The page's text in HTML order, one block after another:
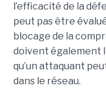
l’efficacité de la
peut pas être
blocage de la
doivent également
qu’un attaquant
dans le réseau.